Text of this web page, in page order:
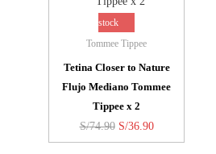
stock
Tommee Tippee
Tetina Closer to Nature
Flujo Mediano Tommee
Tippee x 2
S/74.90 El
precio
S/36.90El
precio